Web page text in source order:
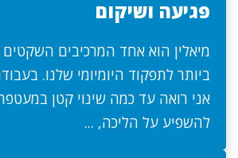
פגיעה ושיקום
מיאלין הוא אחד המרכיבים השקטים
ביותר לתפקוד היומיומי שלנו.
אני רואה עד כמה שינוי קטן במעטפת
להשפיע על הליכה, ...